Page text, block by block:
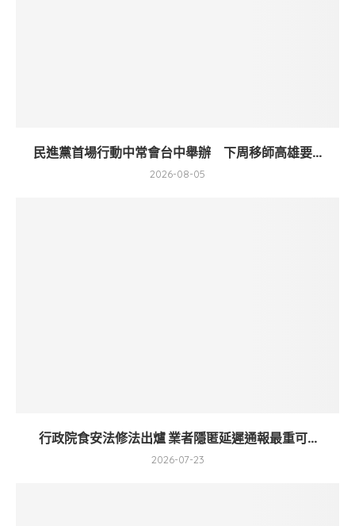
民進黨首場行動中常會台中舉辦 下周移師高雄要...
2026-08-05
行政院食安法修法出爐 業者隱匿延遲通報最重可...
2026-07-23